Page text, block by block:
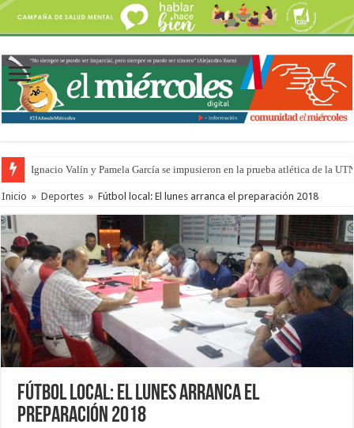
Ignacio Valín y Pamela García se impusieron en la prueba atlética de la
Traigo el litoral en mi canción: 100 años de Aníbal Sampayo
Inicio » Deportes » Fútbol local: El lunes arranca el preparación 2018
Fútbol local: El lunes arranca el
preparación 2018